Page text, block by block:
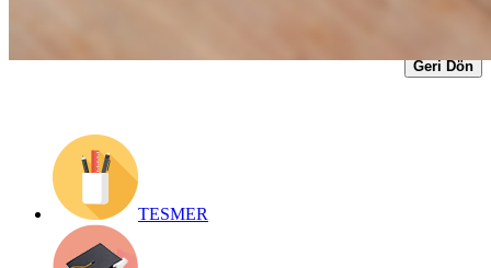
Geri Dön
TESMER